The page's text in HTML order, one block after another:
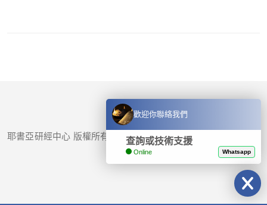
耶書亞研經中心 版權所有 © 2017-2026
歡迎你聯絡我們
查詢或技術支援
Online Whatsapp